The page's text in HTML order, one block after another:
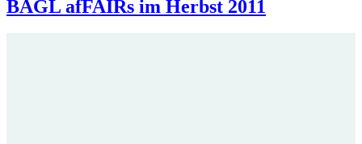
BAGL afFAIRs im Herbst 2011